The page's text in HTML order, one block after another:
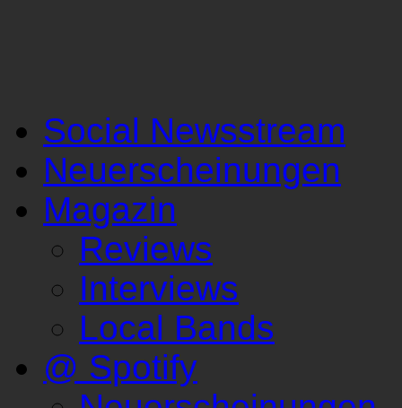
Social Newsstream
Neuerscheinungen
Magazin
Reviews
Interviews
Local Bands
@ Spotify